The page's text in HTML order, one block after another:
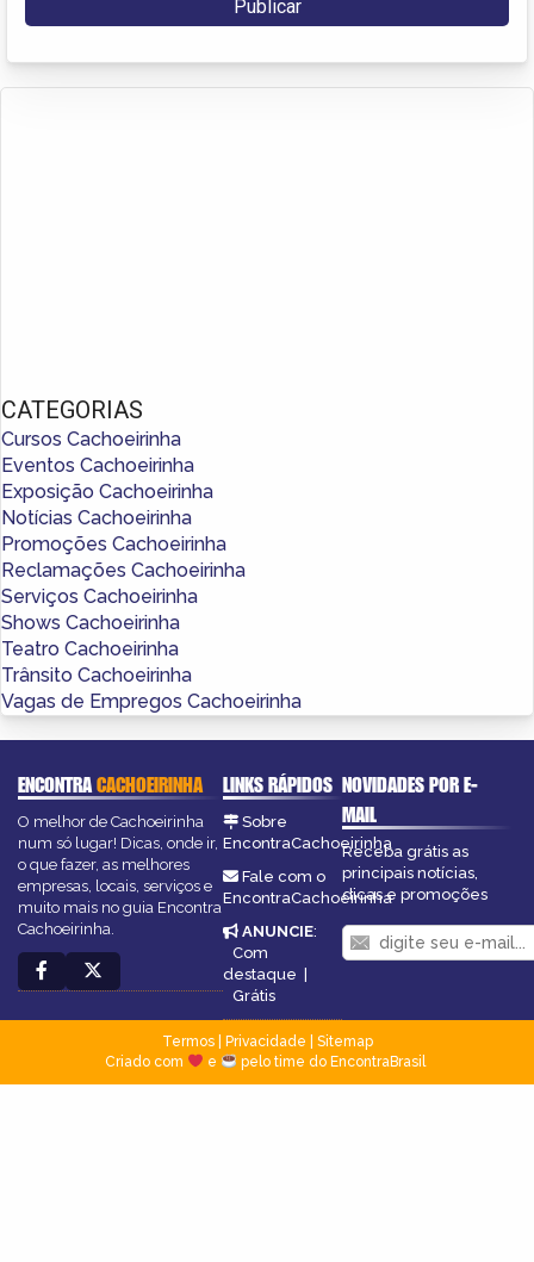
CATEGORIAS
Cursos Cachoeirinha
Eventos Cachoeirinha
Exposição Cachoeirinha
Notícias Cachoeirinha
Promoções Cachoeirinha
Reclamações Cachoeirinha
Serviços Cachoeirinha
Shows Cachoeirinha
Teatro Cachoeirinha
Trânsito Cachoeirinha
Vagas de Empregos Cachoeirinha
ENCONTRACACHOEIRINHA
O melhor de Cachoeirinha
num só lugar! Dicas, onde ir,
o que fazer, as melhores
empresas, locais, serviços e
muito mais no guia Encontra
Cachoeirinha.
LINKS RÁPIDOS
Sobre
EncontraCachoeirinha
Fale com o
EncontraCachoeirinha
ANUNCIE:
Com
destaque
Grátis
NOVIDADES POR E-
MAIL
Receba grátis as
principais notícias,
dicas e promoções
Termos| Privacidade
Sitemap
Criado com
e pelo time do EncontraBrasil